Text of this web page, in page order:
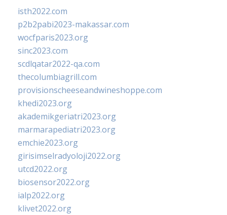
isth2022.com
p2b2pabi2023-makassar.com
wocfparis2023.org
sinc2023.com
scdlqatar2022-qa.com
thecolumbiagrill.com
provisionscheeseandwineshoppe.com
khedi2023.org
akademikgeriatri2023.org
marmarapediatri2023.org
emchie2023.org
girisimselradyoloji2022.org
utcd2022.org
biosensor2022.org
ialp2022.org
klivet2022.org